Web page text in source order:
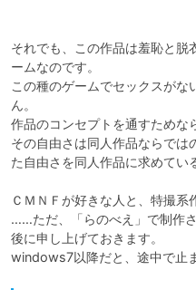
それでも、この作品は羞恥と脱
ームなのです。
この種のゲームでセックスがな
ん。
作品のコンセプトを通すためな
その自由さは同人作品ならでは
た自由さを同人作品に求めてい
ＣＭＮＦが好きな人と、特撮系
……ただ、「らのべえ」で制作
後に申し上げておきます。
windows7以降だと、途中で止